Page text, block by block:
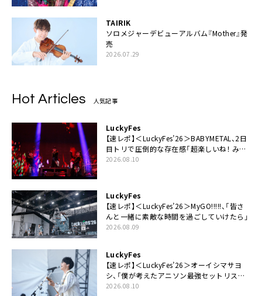
TAIRIK
ソロメジャーデビューアルバム『Mother』発
売
2026.07.29
Hot Articles 人気記事
LuckyFes
【速レポ】＜LuckyFes’26＞BABYMETAL、2日
目トリで圧倒的な存在感「超楽しいね！ みん
なありがとう！」
2026.08.10
LuckyFes
【速レポ】＜LuckyFes’26＞MyGO!!!!!、「皆さ
んと一緒に素敵な時間を過ごしていけたら」
2026.08.09
LuckyFes
【速レポ】＜LuckyFes’26＞オーイシマサヨ
シ、「僕が考えたアニソン最強セットリスト
で臨みます！」
2026.08.10